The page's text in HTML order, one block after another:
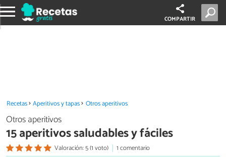
COMPARTIR
Recetas Aperitivos y tapas Otros aperitivos
Otros aperitivos
15 aperitivos saludables y fáciles
Valoración: 5 (1 voto)
1 comentario